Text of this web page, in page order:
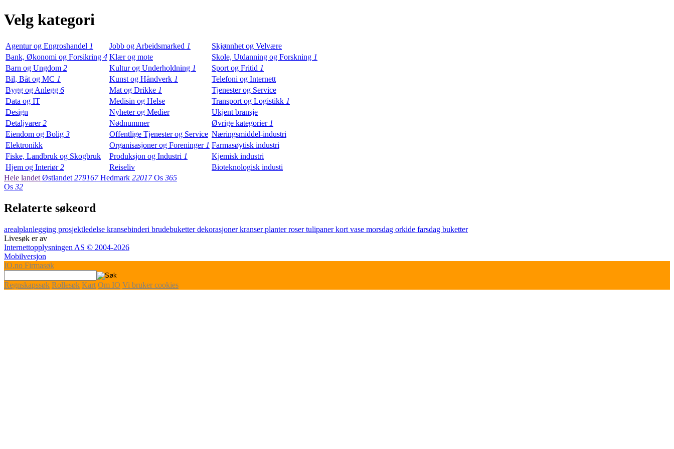
Velg kategori
Agentur og Engroshandel 1 Jobb og Arbeidsmarked 1
Skjønnhet og Velvære
Bank, Økonomi og Forsikring 4 Klær og mote Skole, Utdanning og Forskning 1
Barn og Ungdom 2 Kultur og Underholdning 1 Sport og Fritid 1
Bil, Båt og MC 1 Kunst og Håndverk 1
Telefoni og Internett
Bygg og Anlegg 6 Mat og Drikke 1
Tjenester og Service
Data og IT
Medisin og Helse Transport og Logistikk 1
Design
Nyheter og Medier
Ukjent bransje
Detaljvarer2 Nødnummer Øvrige kategorier 1
Eiendom og Bolig 3 Offentlige Tjenester og Service Næringsmiddel-industri
Elektronikk
Organisasjoner og Foreninger 1 Farmasøytisk industri
Fiske, Landbruk og Skogbruk
Produksjon og Industri 1
Kjemisk industri
Hjem og Interiør2 Reiseliv
Bioteknologisk industi
Hele landet Østlandet 279167 Hedmark 22017 Os 365
Os 32
Relaterte søkeord
arealplanlegging prosjektledelse kransebinderi brudebuketterdekorasjonerkranserplanterrosertulipanerkort vase morsdag orkide farsdag buketter
Livesøk er av
Internettopplysningen AS © 2004-2026
Mobilversjon
IO.no Firmasøk
Regnskapssøk Rollesøk Kart Om IO Vi bruker cookies